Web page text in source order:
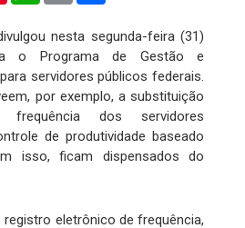
nesta segunda-feira (31)
o Programa de Gestão e
servidores públicos federais.
por exemplo, a substituição
dos servidores
de produtividade baseado
isso, ficam dispensados do
registro eletrônico de frequência,